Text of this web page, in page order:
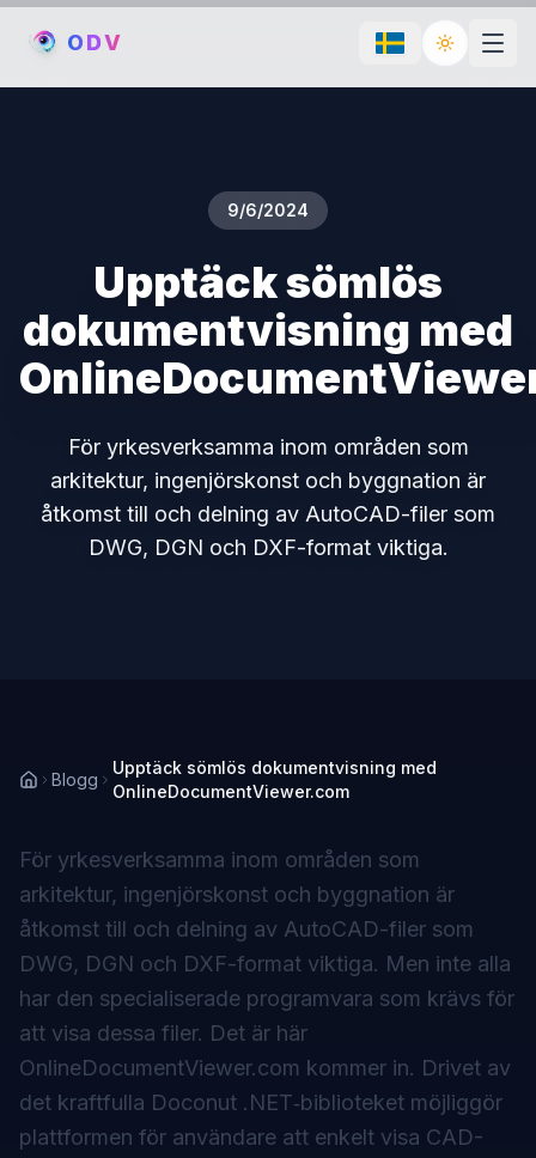
ODV Toggle
9/6/2024
Upptäck sömlös
dokumentvisning med
För yrkesverksamma inom områden som
arkitektur, ingenjörskonst och byggnation är
åtkomst till och delning av AutoCAD-filer som
DWG, DGN och DXF-format viktiga.
Blogg
Upptäck sömlös dokumentvisning med
OnlineDocumentViewer.com
För yrkesverksamma inom områden som
arkitektur, ingenjörskonst och byggnation är
åtkomst till och delning av AutoCAD-filer som
DWG, DGN och DXF-format viktiga. Men inte alla
har den specialiserade programvara som krävs för
att visa dessa filer. Det är här
OnlineDocumentViewer.com kommer in. Drivet av
det kraftfulla Doconut .NET‑biblioteket möjliggör
plattformen för användare att enkelt visa CAD-